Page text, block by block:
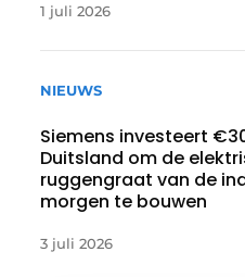
1 juli 2026
NIEUWS
Siemens investeert
Duitsland om de
ruggengraat van de
morgen te bouwen
3 juli 2026